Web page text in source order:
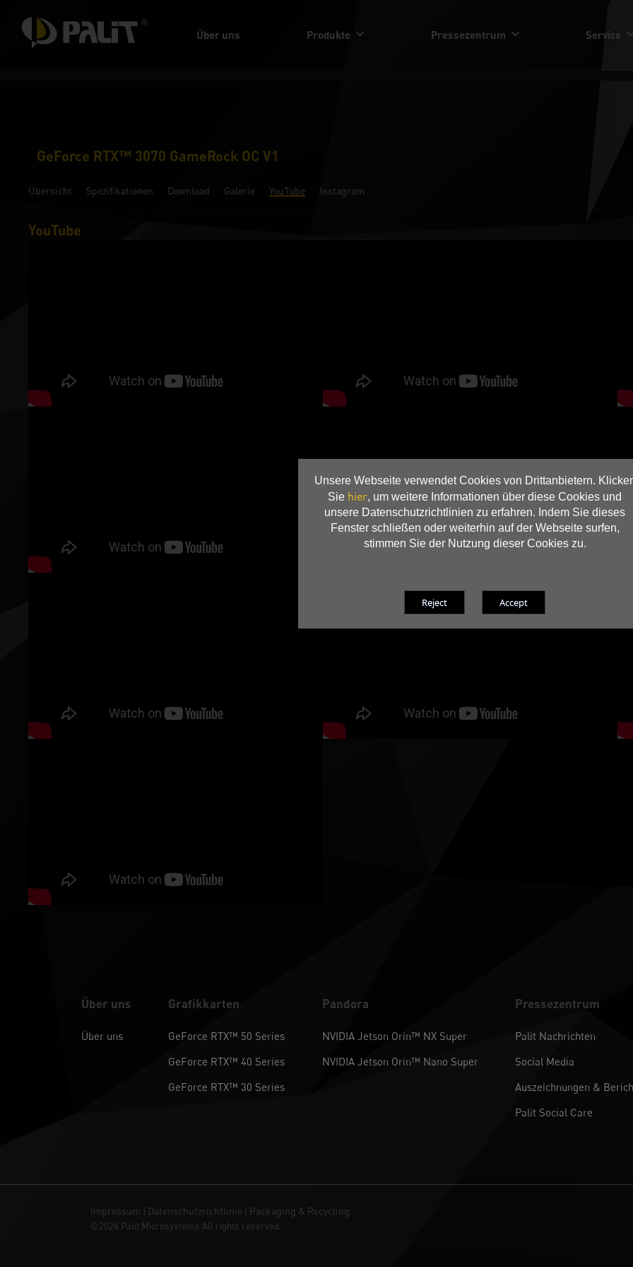
Unsere Webseite verwendet Cookies von Drittanbietern.
Sie hier, um weitere Informationen über diese Cookies und
unsere Datenschutzrichtlinien zu erfahren. Indem Sie dieses
Fenster schließen oder weiterhin auf der Webseite surfen,
stimmen Sie der Nutzung dieser Cookies zu.
Über uns Produkte Pressezentrum Service
GeForce RTX™ 3070 GameRock OC V1
Übersicht Spezifikationen Download Galerie YouTube Instagram
YouTube
Über uns
Über uns
Grafikkarten
GeForce RTX™ 50 Series
GeForce RTX™ 40 Series
GeForce RTX™ 30 Series
Pandora
NVIDIA Jetson Orin™ NX Super
NVIDIA Jetson Orin™ Nano Super
Pressezentrum
Palit Nachrichten
Social Media
Auszeichnungen &
Palit Social Care
Impressum Datenschutzrichtlinie Packaging & Recycling
©2026 Palit Microsystems All rights reserved.